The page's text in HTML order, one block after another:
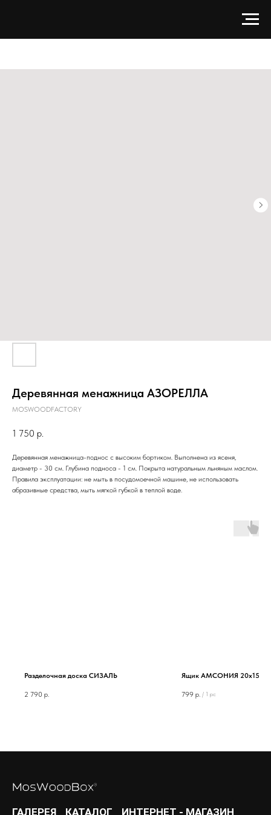
Деревянная менажница АЗОРЕЛЛА
MOSWOODFACTORY
1 750 р.
Деревянная менажница-поднос с высоким бортиком. Выполнена из ясеня,
диаметр - 30 см. Глубина подноса - 1 см. Покрыта натуральным льняным маслом.
Правила эксплуатации: не мыть в посудомоечной машине, не использовать
абразивные средства, мыть мягкой губкой в теплой воде.
Разделочная доска СИЗАЛЬ
2 790 р.
Ящик АМСОНИЯ
799 р. / 1 pc
ГАЛЕРЕЯ КАТАЛОГ ИНТЕРНЕТ - МАГАЗИН